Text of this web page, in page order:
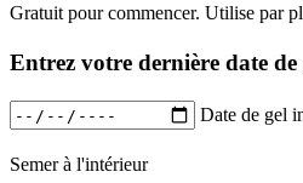
Gratuit pour commencer. Utilise par
Entrez votre dernière date de
Date de gel
Semer à l'intérieur